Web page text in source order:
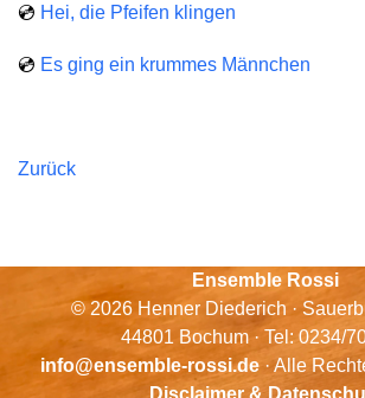
💿 Hei, die Pfeifen klingen
💿 Es ging ein krummes Männchen
Zurück
Ensemble Rossi
© 2026 Henner Diederich ·
44801 Bochum · Tel: 0234/
info@ensemble-rossi.de· Alle
Disclaimer &